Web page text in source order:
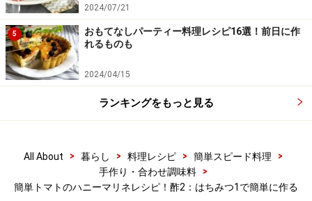
2024/07/21
5
おもてなしパーティー料理レシピ16選！前日に作
れるものも
2024/04/15
ランキングをもっと見る
All About > 暮らし > 料理レシピ > 簡単スピード料理
>
手作り・合わせ調味料
>
簡単トマトのハニーマリネレシピ！酢2：はちみつ1で簡単に作る